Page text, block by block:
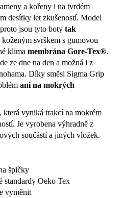
a kořeny i na tvrdém
desítky let zkušeností. Model
jsou tyto boty tak
koženým svrškem s gumovou
klima membrána Gore-Tex®.
ze dne na den a možná i z
Díky směsi Sigma Grip
ani na mokrých
která vyniká trakcí na mokrém
Je vyrobena výhradně z
součástí a jiných vložek.
špičky
standardy Oeko Tex
vyměnit